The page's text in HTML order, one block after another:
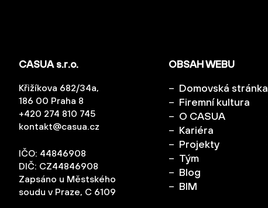
CASUA s.r.o.
Křižíkova 682/34a,
186 00 Praha 8
+420 274 810 745
kontakt@casua.cz
IČO: 44846908
DIČ: CZ44846908
Zapsáno u Městského
soudu v Praze, C 6109
OBSAH WEBU
Domovská stránka
Firemní kultura
O CASUA
Kariéra
Projekty
Tým
Blog
BIM